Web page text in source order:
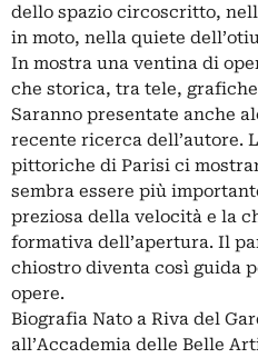
dello spazio circoscritto,
in moto, nella quiete
In mostra una ventina di
che storica, tra tele,
Saranno presentate anche
recente ricerca dell’autore.
pittoriche di Parisi ci
sembra essere più
preziosa della velocità e la
formativa dell’apertura. Il
chiostro diventa così guida
opere.
Biografia Nato a Riva del
all’Accademia delle Belle